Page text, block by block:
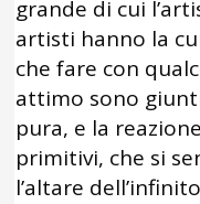
grande di cui
artisti hanno la
che fare con
attimo sono
pura, e la
primitivi, che si
l’altare dell’infinito